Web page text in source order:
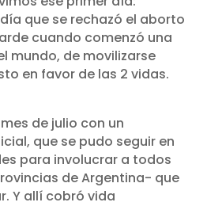
que se rechazó el aborto
cuando comenzó una
mundo, de movilizarse
en favor de las 2 vidas.
de julio con un
que se pudo seguir en
para involucrar a todos
de Argentina- que
Y allí cobró vida